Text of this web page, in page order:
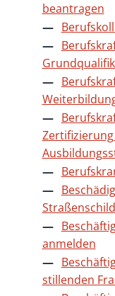
beantragen
anmelden
stillenden